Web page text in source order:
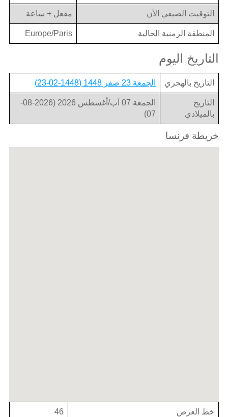
التوقيت الصيفي الأن مفعل + ساعة
المنطقة الزمنية الحالية Europe/Paris
التاريخ اليوم
التاريخ بالهجري الجمعة 23 صفر 1448 (1448-02-23)
التاريخ
بالميلادي
الجمعة 07 آب/أغسطس 2026 (2026-08-
07)
خريطة فرنسا
خط العرض 46